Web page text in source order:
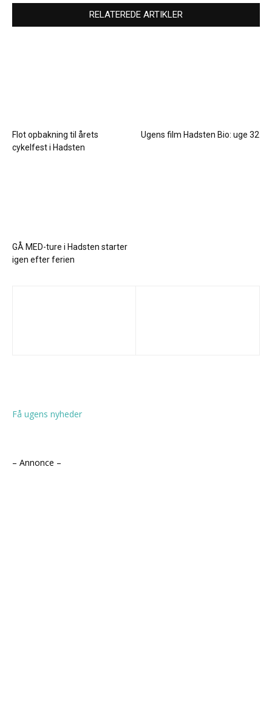
RELATEREDE ARTIKLER
Flot opbakning til årets
cykelfest i Hadsten
Ugens film Hadsten Bio: uge 32
GÅ MED-ture i Hadsten starter
igen efter ferien
Få ugens nyheder
– Annonce –